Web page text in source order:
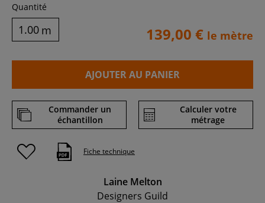
Quantité
m 139,00 € le mètre
AJOUTER AU PANIER
Commander un
échantillon
Calculer votre
métrage
Fiche technique
Laine Melton
Designers Guild